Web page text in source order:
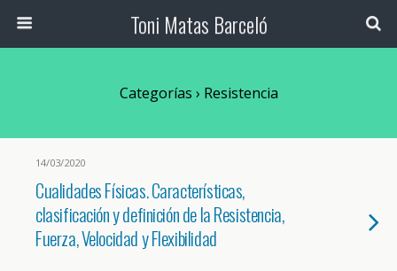
Toni Matas Barceló
Categorías › Resistencia
14/03/2020
Cualidades Físicas. Características,
clasificación y definición de la Resistencia,
Fuerza, Velocidad y Flexibilidad